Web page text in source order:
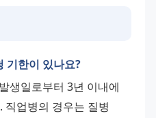
기한이 있나요?
생일로부터 3년 이내에
직업병의 경우는 질병